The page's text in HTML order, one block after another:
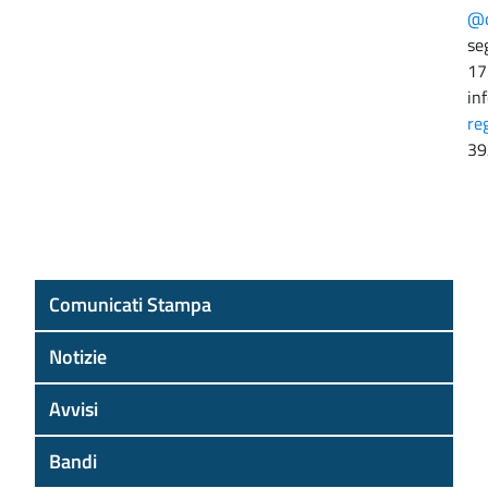
Comunicati Stampa
Notizie
Avvisi
Bandi